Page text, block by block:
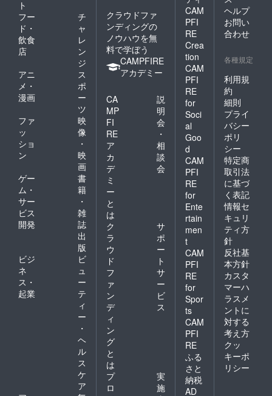
ト
フー
ド・
飲食
店
チ
ャ
レ
ン
ジ
アニ
メ・
漫画
ス
ポ
ー
ツ
ファ
ッ
ショ
ン
映
像
・
映
画
ゲー
ム・
サー
ビス
開発
書
籍
・
雑
誌
出
版
ビジ
ネ
ス・
起業
ビ
ュ
ー
テ
ィ
ー
・
ヘ
ル
ス
ケ
ア
クラウドファ
ンディングの
ノウハウを無
料で学ぼう
CAMPFIRE
アカデミー
CA
MP
FI
RE
ア
カ
デ
ミ
ー
と
は
説
明
会
・
相
談
会
ク
ラ
ウ
ド
フ
ァ
ン
デ
ィ
ン
グ
と
は
サ
ポ
ー
ト
サ
ー
ビ
ス
プ
ロ
実
施
CAM
PFI
RE
Crea
tion
CAM
PFI
RE
for
Soci
al
Goo
d
CAM
PFI
RE
for
Ente
rtain
men
t
CAM
PFI
RE
for
Spor
ts
CAM
PFI
RE
ふる
さと
納税
AD
ヘルプ
お問い
合わせ
各種規定
利用規
約
細則
プライ
バシー
ポリ
シー
特定商
取引法
に基づ
く表記
情報セ
キュリ
ティ方
針
反社基
本方針
カスタ
マーハ
ラスメ
ントに
対する
考え方
クッ
キーポ
リシー